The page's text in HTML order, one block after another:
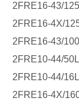
2FRE16-43/
2FRE16-4X/
2FRE16-43/
2FRE10-44/
2FRE10-44/
2FRE16-4X/